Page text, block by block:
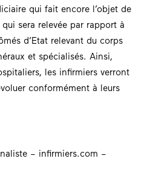
qui fait encore l’objet de
sera relevée par rapport à
d’Etat relevant du corps
et spécialisés. Ainsi,
les infirmiers verront
conformément à leurs
– infirmiers.com –